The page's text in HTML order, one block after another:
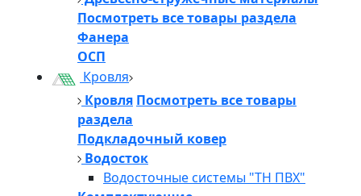
Посмотреть все товары раздела
Фанера
ОСП
Кровля
Кровля Посмотреть все товары
раздела
Подкладочный ковер
Водосток
Водосточные системы "ТН ПВХ"